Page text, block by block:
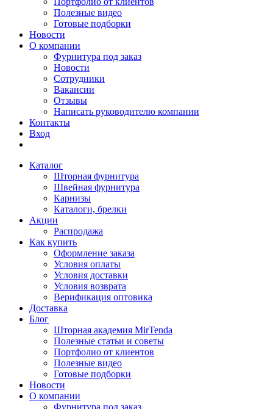
Полезные видео
Готовые подборки
Новости
О компании
Фурнитура под заказ
Новости
Сотрудники
Вакансии
Отзывы
Написать руководителю компании
Контакты
Вход
Каталог
Шторная фурнитура
Швейная фурнитура
Карнизы
Каталоги, брелки
Акции
Распродажа
Как купить
Оформление заказа
Условия оплаты
Условия доставки
Условия возврата
Верификация оптовика
Доставка
Блог
Шторная академия MirTenda
Полезные статьи и советы
Портфолио от клиентов
Полезные видео
Готовые подборки
Новости
О компании
Фурнитура под заказ